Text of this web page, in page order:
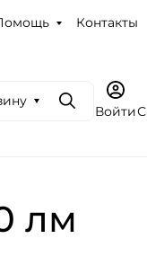
Контакты
ПоискВойти
лм